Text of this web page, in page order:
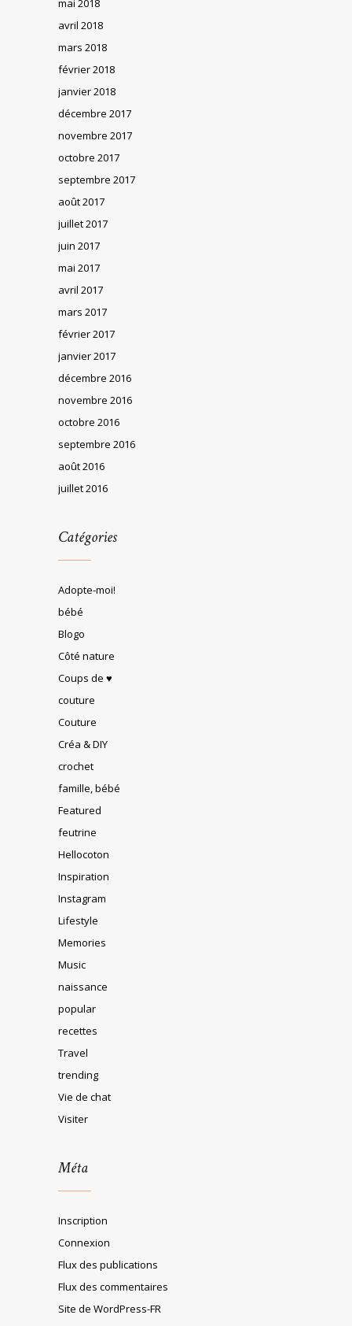
mai 2018
avril 2018
mars 2018
février 2018
janvier 2018
décembre 2017
novembre 2017
octobre 2017
septembre 2017
août 2017
juillet 2017
juin 2017
mai 2017
avril 2017
mars 2017
février 2017
janvier 2017
décembre 2016
novembre 2016
octobre 2016
septembre 2016
août 2016
juillet 2016
Catégories
Adopte-moi!
bébé
Blogo
Côté nature
Coups de ♥
couture
Couture
Créa & DIY
crochet
famille, bébé
Featured
feutrine
Hellocoton
Inspiration
Instagram
Lifestyle
Memories
Music
naissance
popular
recettes
Travel
trending
Vie de chat
Visiter
Méta
Inscription
Connexion
Flux des publications
Flux des commentaires
Site de WordPress-FR